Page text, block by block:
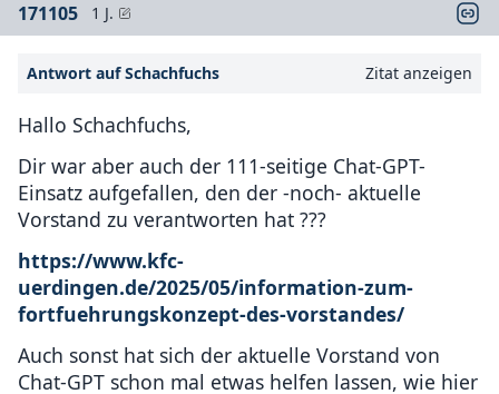
171105 1 J.
Antwort auf Schachfuchs Zitat anzeigen
Hallo Schachfuchs,
Dir war aber auch der 111-seitige Chat-GPT-
Einsatz aufgefallen, den der -noch- aktuelle
Vorstand zu verantworten hat ???
https://www.kfc-
uerdingen.de/2025/05/information-zum-
fortfuehrungskonzept-des-vorstandes/
Auch sonst hat sich der aktuelle Vorstand von
Chat-GPT schon mal etwas helfen lassen, wie hier